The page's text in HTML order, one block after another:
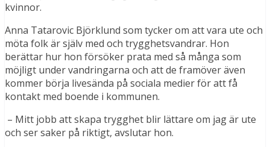
kvinnor.
Anna Tatarovic Björklund som tycker om att vara ute och
möta folk är själv med och trygghetsvandrar. Hon
berättar hur hon försöker prata med så många som
möjligt under vandringarna och att de framöver även
kommer börja livesända på sociala medier för att få
kontakt med boende i kommunen.
– Mitt jobb att skapa trygghet blir lättare om jag är ute
och ser saker på riktigt, avslutar hon.